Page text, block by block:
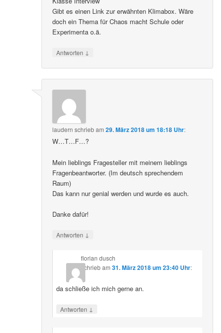
Gibt es einen Link zur erwähnten Klimabox. Wäre
doch ein Thema für Chaos macht Schule oder
Experimenta o.ä.
Antworten ↓
laudern schriebam29. März 2018 um 18:18 Uhr:
W…T…F…?
Mein lieblings Fragesteller mit meinem lieblings
Fragenbeantworter. (Im deutsch sprechendem
Raum)
Das kann nur genial werden und wurde es auch.
Danke dafür!
Antworten ↓
florian dusch
schriebam 31. März 2018 um 23:40 Uhr:
da schließe ich mich gerne an.
Antworten ↓